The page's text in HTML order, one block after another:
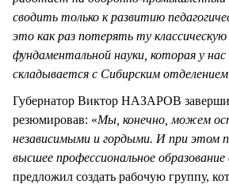
сводить только к развитию
это как раз потерять ту
фундаментальной науки, которая у
складывается с Сибирским
Губернатор Виктор НАЗАРОВ
резюмировав: «Мы, конечно, можем
независимыми и гордыми. И при этом
высшее профессиональное образование
предложил создать рабочую группу,